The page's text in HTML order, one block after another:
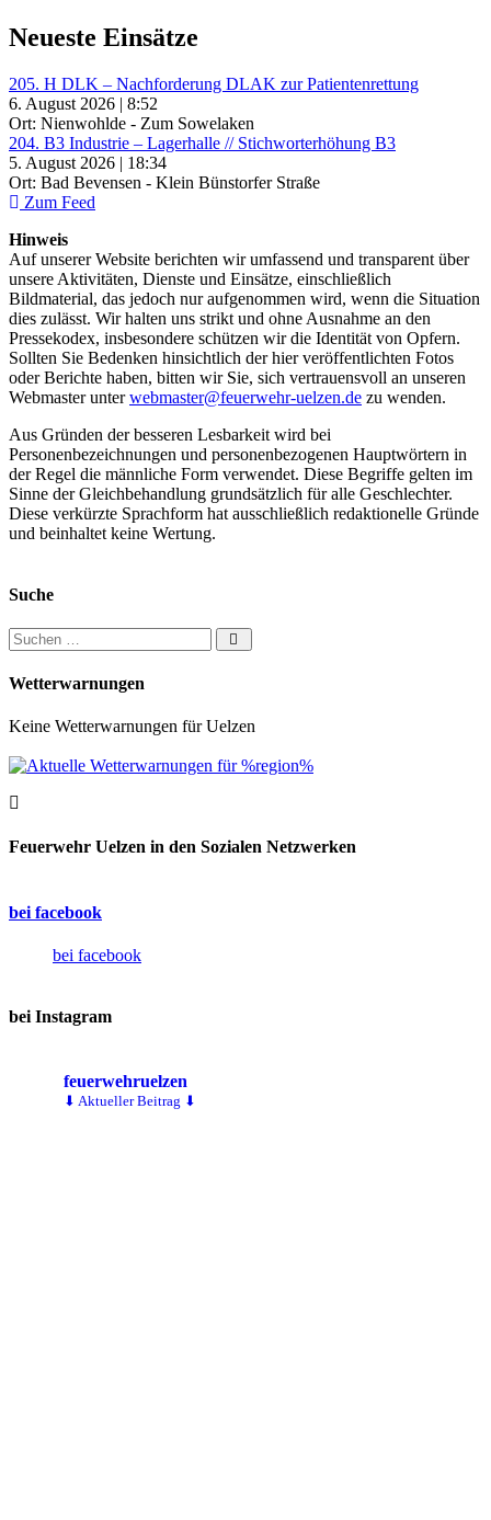
Neueste Einsätze
205. H DLK – Nachforderung DLAK zur Patientenrettung
6. August 2026 | 8:52
Ort: Nienwohlde - Zum Sowelaken
204. B3 Industrie – Lagerhalle // Stichworterhöhung B3
5. August 2026 | 18:34
Ort: Bad Bevensen - Klein Bünstorfer Straße
Zum Feed
Hinweis
Auf unserer Website berichten wir umfassend und transparent über
unsere Aktivitäten, Dienste und Einsätze, einschließlich
Bildmaterial, das jedoch nur aufgenommen wird, wenn die Situation
dies zulässt. Wir halten uns strikt und ohne Ausnahme an den
Pressekodex, insbesondere schützen wir die Identität von Opfern.
Sollten Sie Bedenken hinsichtlich der hier veröffentlichten Fotos
oder Berichte haben, bitten wir Sie, sich vertrauensvoll an unseren
Webmaster unterwebmaster@feuerwehr-uelzen.de zu wenden.
Aus Gründen der besseren Lesbarkeit wird bei
Personenbezeichnungen und personenbezogenen Hauptwörtern in
der Regel die männliche Form verwendet. Diese Begriffe gelten im
Sinne der Gleichbehandlung grundsätzlich für alle Geschlechter.
Diese verkürzte Sprachform hat ausschließlich redaktionelle Gründe
und beinhaltet keine Wertung.
Suche
Suchen nach:
Wetterwarnungen
Keine Wetterwarnungen für Uelzen
Feuerwehr Uelzen in den Sozialen Netzwerken
bei facebook
bei facebook
bei Instagram
feuerwehruelzen
⬇ Aktueller Beitrag ⬇